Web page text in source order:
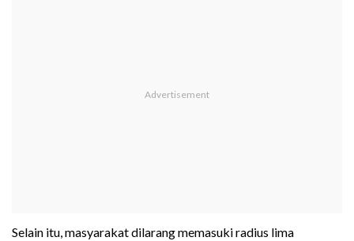
Selain itu, masyarakat dilarang memasuki radius lima